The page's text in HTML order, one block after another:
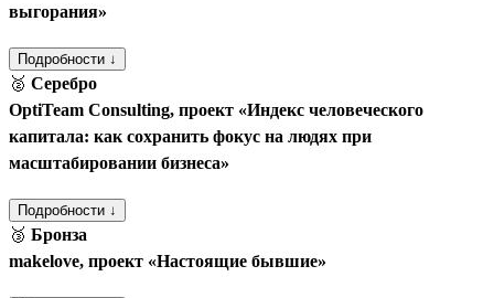
выгорания»
Подробности ↓
🥈 Серебро
OptiTeam Consulting, проект «Индекс человеческого
капитала: как сохранить фокус на людях при
масштабировании бизнеса»
Подробности ↓
🥉 Бронза
makelove, проект «Настоящие бывшие»